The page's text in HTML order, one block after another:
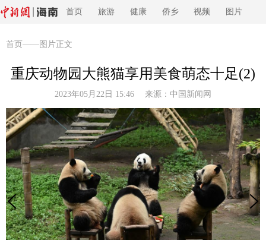
首页 旅游 健康 侨乡 视频 图片
首页 ——图片正文
重庆动物园大熊猫享用美食萌态十足(2)
2023年05月22日 15:46 来源： 中国新闻网